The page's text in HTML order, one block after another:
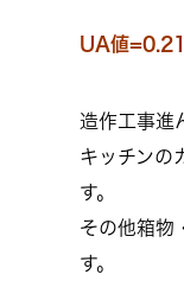
UA値=0.21
造作工事進
キッチンの
す。
その他箱物
す。